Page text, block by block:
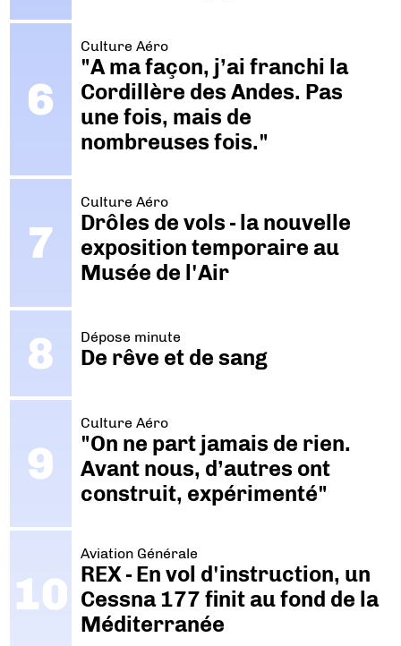
Culture Aéro
"A ma façon, j’ai franchi la
Cordillère des Andes. Pas
une fois, mais de
nombreuses fois."
Culture Aéro
Drôles de vols - la nouvelle
exposition temporaire au
Musée de l'Air
Dépose minute
De rêve et de sang
Culture Aéro
"On ne part jamais de rien.
Avant nous, d’autres ont
construit, expérimenté"
Aviation Générale
REX - En vol d'instruction, un
Cessna 177 finit au fond de la
Méditerranée